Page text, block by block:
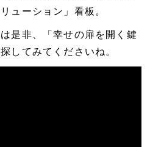
ューション」看板。
是非、「幸せの扉を開く鍵
してみてくださいね。